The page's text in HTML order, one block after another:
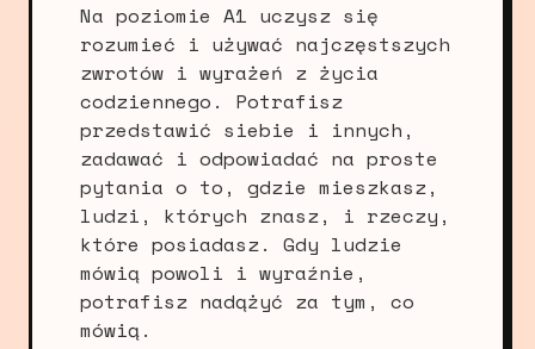
Na poziomie A1 uczysz się
rozumieć i używać najczęstszych
zwrotów i wyrażeń z życia
codziennego. Potrafisz
przedstawić siebie i innych,
zadawać i odpowiadać na proste
pytania o to, gdzie mieszkasz,
ludzi, których znasz, i rzeczy,
które posiadasz. Gdy ludzie
mówią powoli i wyraźnie,
potrafisz nadążyć za tym, co
mówią.